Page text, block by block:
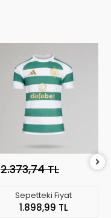
2.373,74 TL
Sepetteki Fiyat
1.898,99 TL